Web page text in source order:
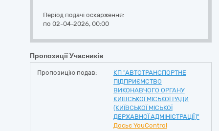
Період подачі оскарження:
по 02-04-2026, 00:00
Пропозиції Учасників
Пропозицію подав:
КП "АВТОТРАНСПОРТНЕ
ПІДПРИЄМСТВО
ВИКОНАВЧОГО ОРГАНУ
КИЇВСЬКОЇ МІСЬКОЇ РАДИ
(КИЇВСЬКОЇ МІСЬКОЇ
ДЕРЖАВНОЇ АДМІНІСТРАЦІЇ)"
Досьє YouControl